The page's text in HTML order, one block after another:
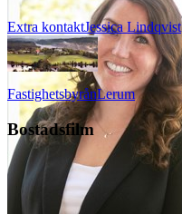
Extra kontaktJessica Lindqvist
FastighetsbyrånLerum
Bostadsfilm